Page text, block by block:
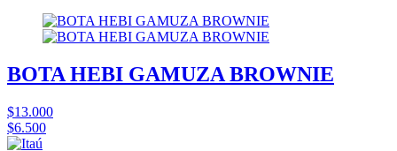
BOTA HEBI GAMUZA BROWNIE
$13.000
$6.500